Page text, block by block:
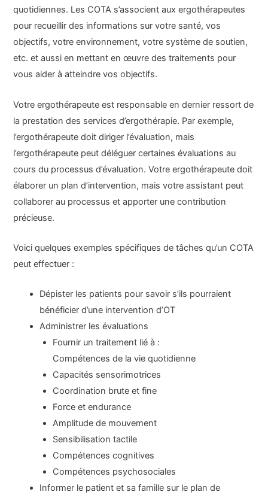
quotidiennes. Les COTA s’associent aux ergothérapeutes
pour recueillir des informations sur votre santé, vos
objectifs, votre environnement, votre système de soutien,
etc. et aussi en mettant en œuvre des traitements pour
vous aider à atteindre vos objectifs.
Votre ergothérapeute est responsable en dernier ressort de
la prestation des services d’ergothérapie. Par exemple,
l’ergothérapeute doit diriger l’évaluation, mais
l’ergothérapeute peut déléguer certaines évaluations au
cours du processus d’évaluation. Votre ergothérapeute doit
élaborer un plan d’intervention, mais votre assistant peut
collaborer au processus et apporter une contribution
précieuse.
Voici quelques exemples spécifiques de tâches qu’un COTA
peut effectuer :
Dépister les patients pour savoir s’ils pourraient
bénéficier d’une intervention d’OT
Administrer les évaluations
Fournir un traitement lié à :
Compétences de la vie quotidienne
Capacités sensorimotrices
Coordination brute et fine
Force et endurance
Amplitude de mouvement
Sensibilisation tactile
Compétences cognitives
Compétences psychosociales
Informer le patient et sa famille sur le plan de